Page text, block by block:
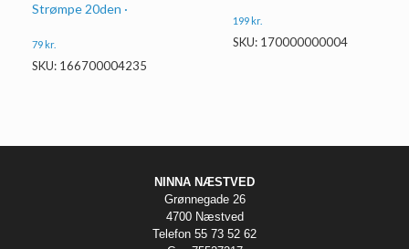
Strømpe 20den ·
79 kr.
SKU: 166700004235
199 kr.
SKU: 170000000004
NINNA NÆSTVED
Grønnegade 26
4700 Næstved
Telefon 55 73 52 62